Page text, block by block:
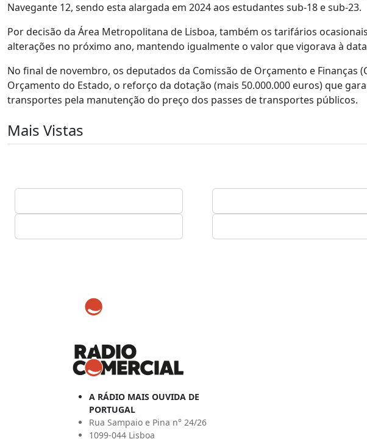
Navegante 12, sendo esta alargada em 2024 aos estudantes sub-18 e sub-23.
Por decisão da Área Metropolitana de Lisboa, também os tarifários
alterações no próximo ano, mantendo igualmente o valor que vigorava à
No final de novembro, os deputados da Comissão de Orçamento e Finanças
Orçamento do Estado, o reforço da dotação (mais 50.000.000 euros) que
transportes pela manutenção do preço dos passes de transportes públicos.
Mais Vistas
A RÁDIO MAIS OUVIDA DE
PORTUGAL
Rua Sampaio e Pina n° 24/26
1099-044 Lisboa